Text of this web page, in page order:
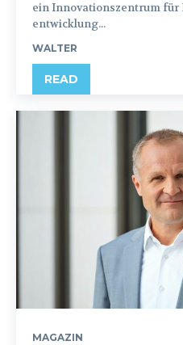
ein Innovationszentrum für
entwicklung...
WALTER
READ
MAGAZIN